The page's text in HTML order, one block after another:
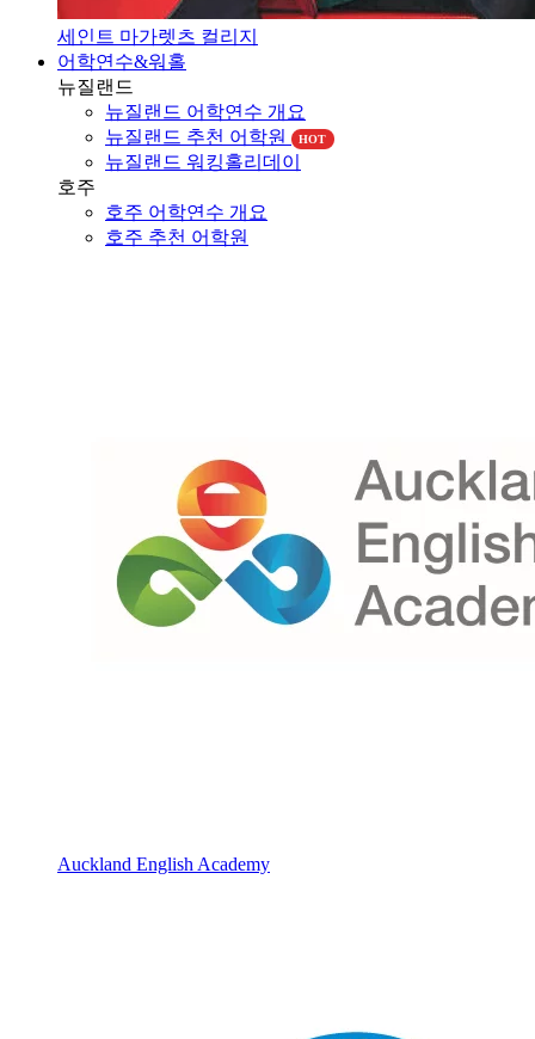
세인트 마가렛츠 컬리지
어학연수&워홀
뉴질랜드
뉴질랜드 어학연수 개요
뉴질랜드 추천 어학원
HOT
뉴질랜드 워킹홀리데이
호주
호주 추천 어학원